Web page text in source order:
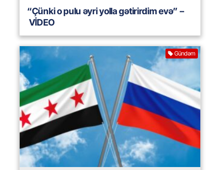
“Çünki o pulu əyri yolla gətirirdim evə” –
VİDEO
Gündəm